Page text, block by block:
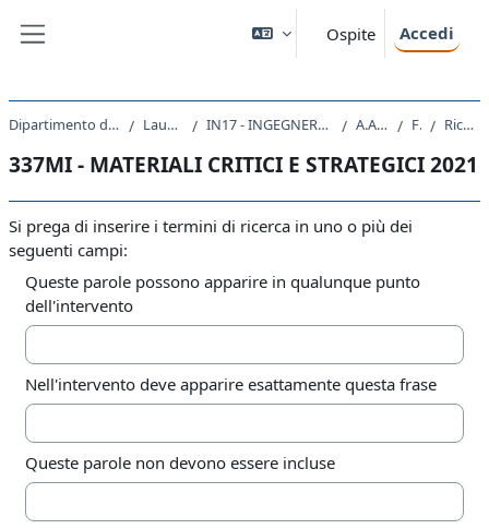
Ospite Accedi
Dipartimento di Ingegneria e Architettura Laurea Magistrale IN17 - INGEGNERIA DI PROCESSO E DEI MATERIALI A.A. 2021 - 2022 Forum Ricerca avanzata
337MI - MATERIALI CRITICI E STRATEGICI 2021
Si prega di inserire i termini di ricerca in uno o più dei
seguenti campi:
Queste parole possono apparire in qualunque punto
dell'intervento
Nell'intervento deve apparire esattamente questa frase
Queste parole non devono essere incluse